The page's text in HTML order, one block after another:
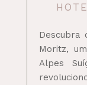
Descubra
Moritz,
Alpes